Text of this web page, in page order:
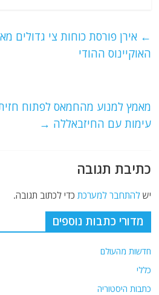
s
A
g
ra
l
er
e
k
← אירן פורסת כוחות צי גדולים
האוקיינוס ההודי
מאמץ למנוע מהחמאס לפתוח
עימות עם החיזבאללה →
כתיבת תגובה
ישלהתחבר למערכת כדי לכתוב תגובה.
מדורי כתבות נוספים
חדשות מהעולם
כללי
כתבות היסטוריה